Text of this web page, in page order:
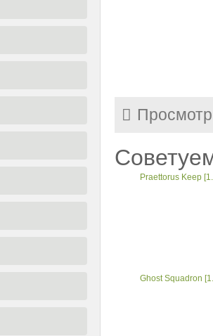
Praettorus Keep
Ghost Squadron